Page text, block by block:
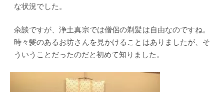
な状況でした。
余談ですが、浄土真宗では僧侶の剃髪は自由なのですね。
時々髪のあるお坊さんを見かけることはありましたが、そ
ういうことだったのだと初めて知りました。